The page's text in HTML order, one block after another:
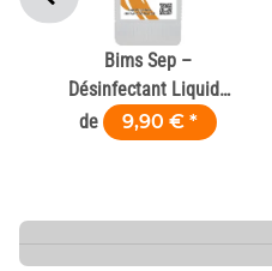
Bims Sep –
Désinfectant Liquide
pour Pierre Ponce
de 9,90 € *